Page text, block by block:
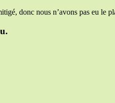
donc nous n’avons pas eu le